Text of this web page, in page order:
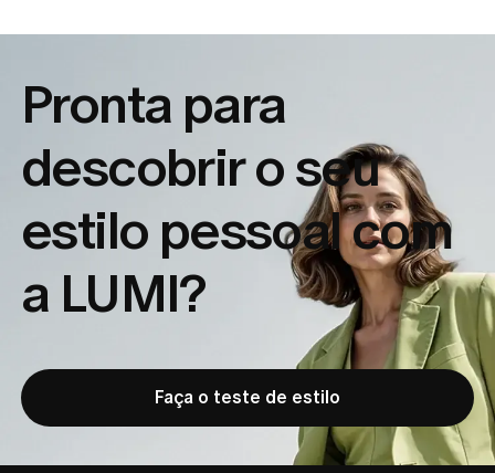
Pronta para
descobrir o seu
estilo pessoal com
a LUMI?
Faça o teste de estilo